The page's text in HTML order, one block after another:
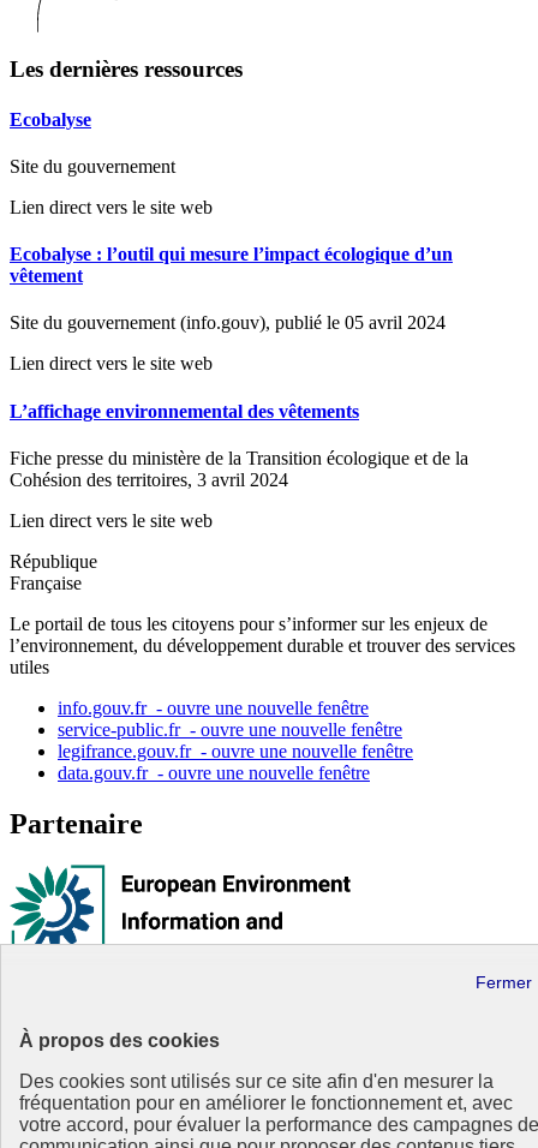
À propos des cookies
Des cookies sont utilisés sur ce site afin d'en mesurer la
fréquentation pour en améliorer le fonctionnement et, avec
votre accord, pour évaluer la performance des campagnes de
Les dernières ressources
Ecobalyse
Site du gouvernement
Lien direct vers le site web
Ecobalyse : l’outil qui mesure l’impact écologique d’un
vêtement
Site du gouvernement (info.gouv), publié le 05 avril 2024
Lien direct vers le site web
L’affichage environnemental des vêtements
Fiche presse du ministère de la Transition écologique et de la
Cohésion des territoires, 3 avril 2024
Lien direct vers le site web
République
Française
Le portail de tous les citoyens pour s’informer sur les enjeux de
l’environnement, du développement durable et trouver des services
utiles
info.gouv.fr - ouvre une nouvelle fenêtre
service-public.fr - ouvre une nouvelle fenêtre
legifrance.gouv.fr - ouvre une nouvelle fenêtre
data.gouv.fr - ouvre une nouvelle fenêtre
Partenaire
Plan du site
Accessibilité : totalement conforme
Mentions légales
Données personnelles
Contact
Gestion des cookies